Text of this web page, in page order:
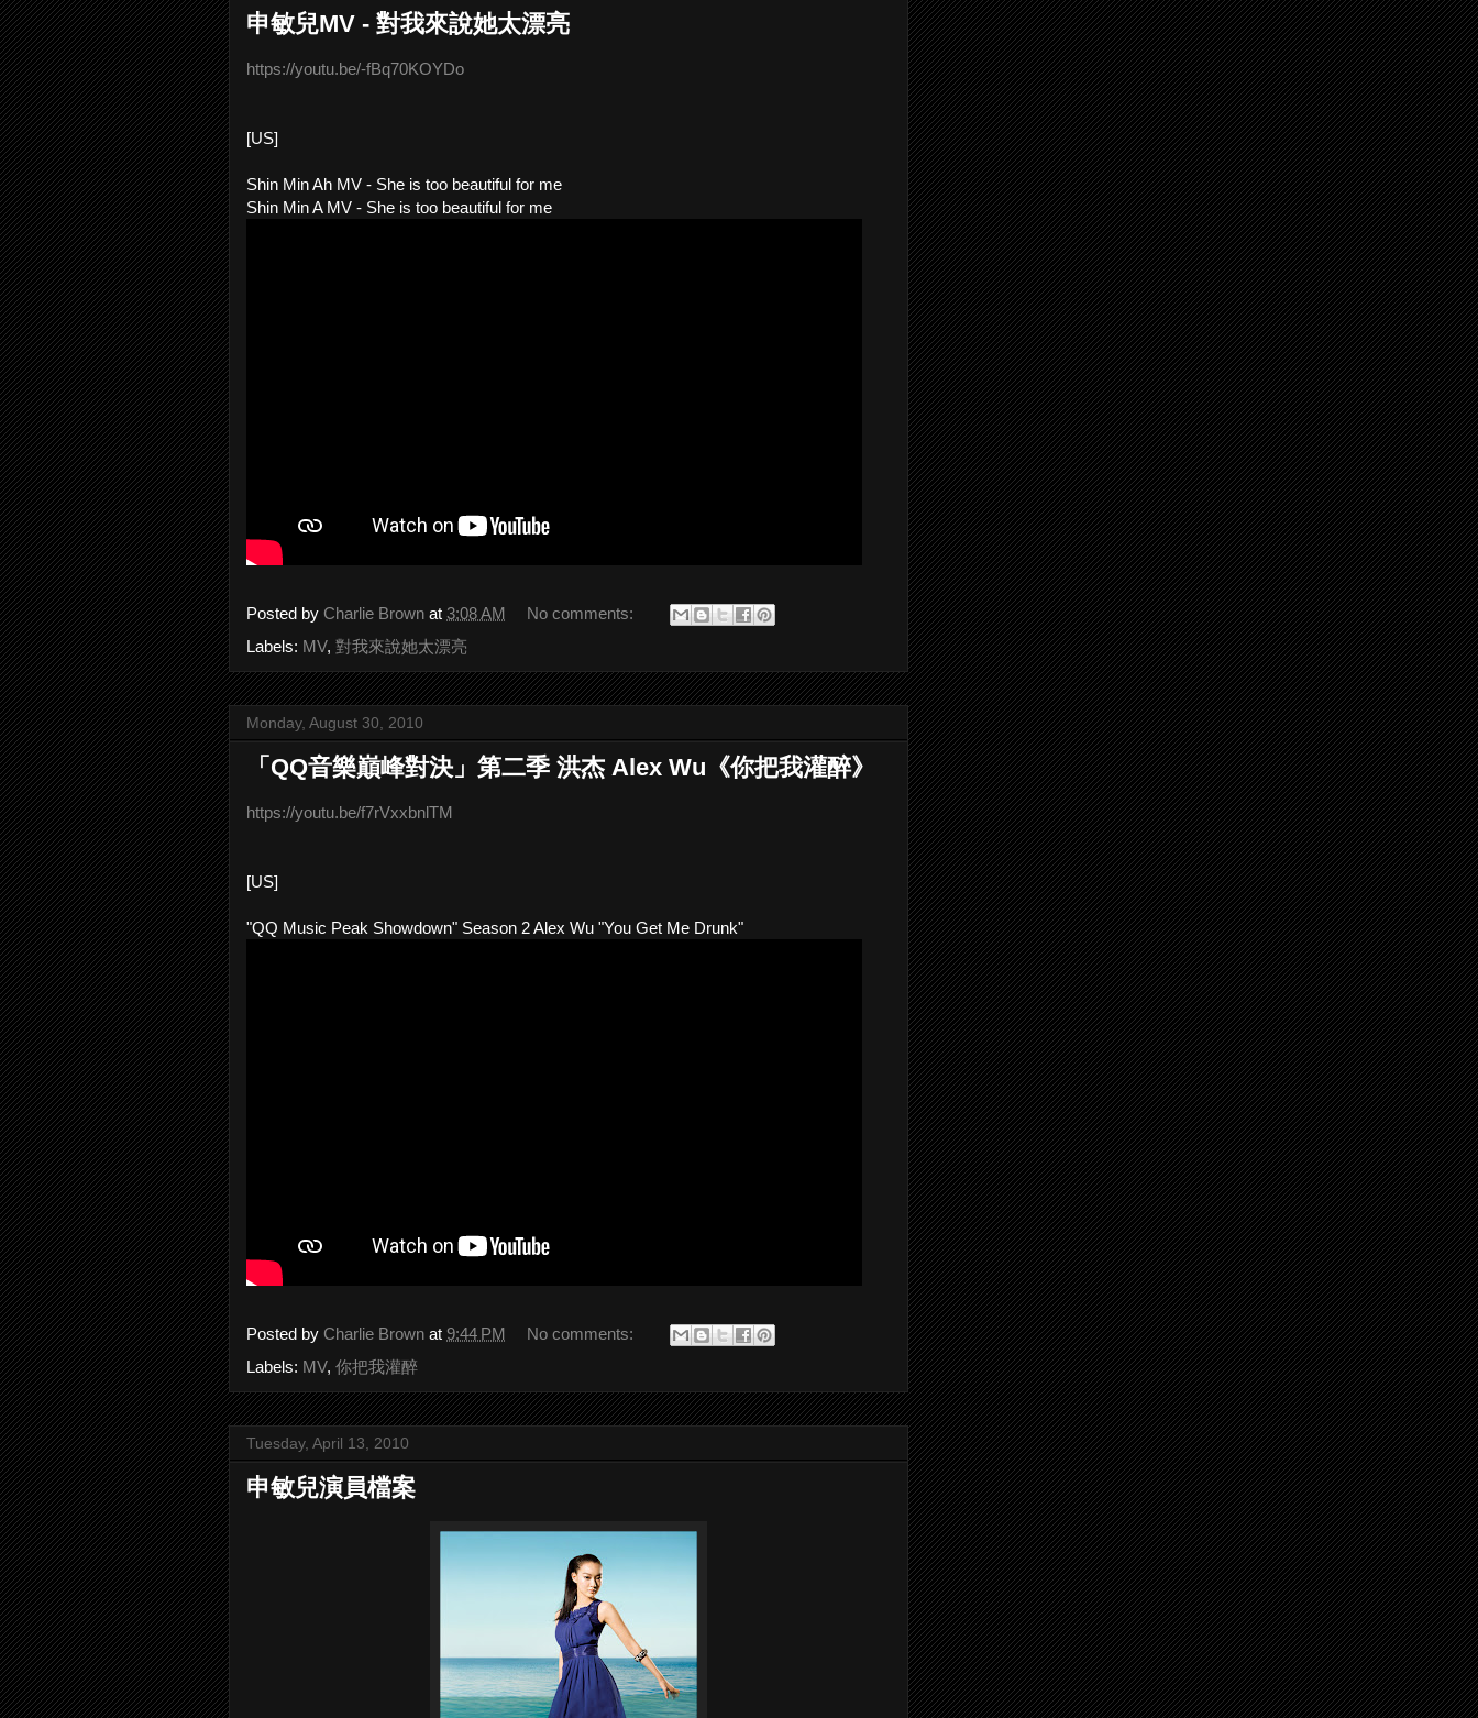
申敏兒MV - 對我來說她太漂亮
https://youtu.be/-fBq70KOYDo
[US]
Shin Min Ah MV - She is too beautiful for me
Shin Min A MV - She is too beautiful for me
Posted by Charlie Brown at 3:08 AM
No comments:
Labels: MV, 對我來說她太漂亮
Monday, August 30, 2010
「QQ音樂巔峰對決」第二季 洪杰 Alex Wu《你把我灌醉》
https://youtu.be/f7rVxxbnlTM
[US]
"QQ Music Peak Showdown" Season 2 Alex Wu "You Get Me Drunk"
Posted by Charlie Brown at 9:44 PM
No comments:
Labels: MV, 你把我灌醉
Tuesday, April 13, 2010
申敏兒演員檔案